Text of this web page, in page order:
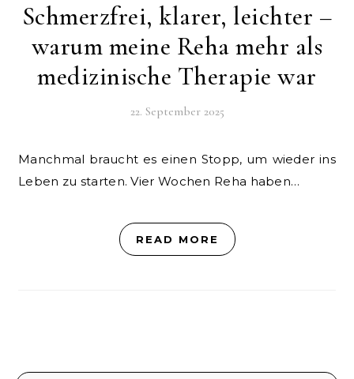
Schmerzfrei, klarer, leichter –
warum meine Reha mehr als
medizinische Therapie war
22. September 2025
Manchmal braucht es einen Stopp, um wieder ins
Leben zu starten. Vier Wochen Reha haben…
READ MORE